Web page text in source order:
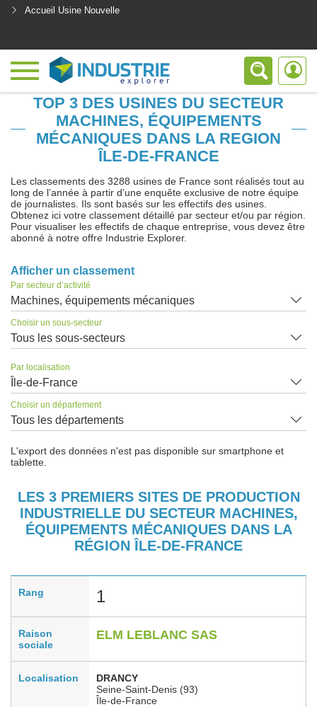
Accueil Usine Nouvelle
TOP 3 DES USINES DU SECTEUR
MACHINES, ÉQUIPEMENTS
MÉCANIQUES DANS LA REGION
ÎLE-DE-FRANCE
Les classements des 3288 usines de France sont réalisés tout au
long de l’année à partir d’une enquête exclusive de notre équipe
de journalistes. Ils sont basés sur les effectifs des usines.
Obtenez ici votre classement détaillé par secteur et/ou par région.
Pour visualiser les effectifs de chaque entreprise, vous devez être
abonné à notre offre Industrie Explorer.
Afficher un classement
Par secteur d’activité
Machines, équipements mécaniques
Choisir un sous-secteur
Tous les sous-secteurs
Par localisation
Île-de-France
Choisir un département
Tous les départements
L'export des données n'est pas disponible sur smartphone et
tablette.
LES 3 PREMIERS SITES DE PRODUCTION
INDUSTRIELLE DU SECTEUR MACHINES,
ÉQUIPEMENTS MÉCANIQUES DANS LA
RÉGION ÎLE-DE-FRANCE
Rang 1
Raison
sociale
ELM LEBLANC SAS
Localisation
DRANCY
Seine-Saint-Denis (93)
Île-de-France